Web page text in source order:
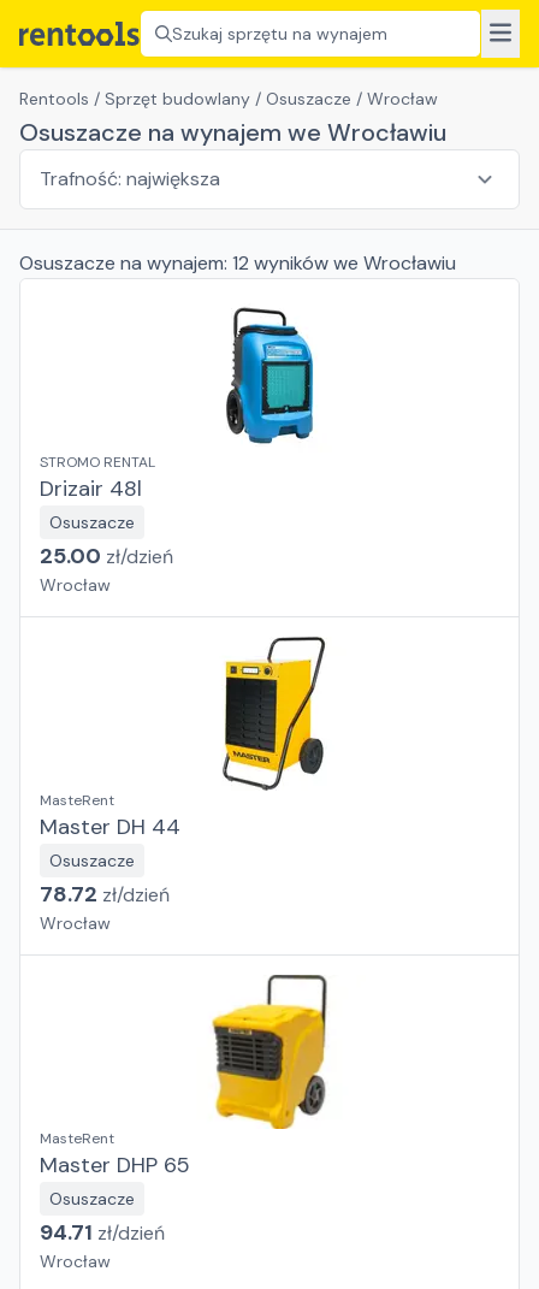
Szukaj sprzętu na wynajem
Rentools / Sprzęt budowlany / Osuszacze / Wrocław
Osuszacze na wynajem we Wrocławiu
Osuszacze na wynajem: 12 wynikówwe Wrocławiu
STROMO RENTAL
Drizair 48l
Osuszacze
25.00 zł/dzień
Wrocław
MasteRent
Master DH 44
Osuszacze
78.72 zł/dzień
Wrocław
MasteRent
Master DHP 65
Osuszacze
94.71 zł/dzień
Wrocław